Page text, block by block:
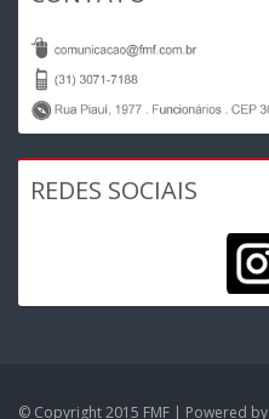
REDES SOCIAIS
© Copyright 2015 FMF | Powered by